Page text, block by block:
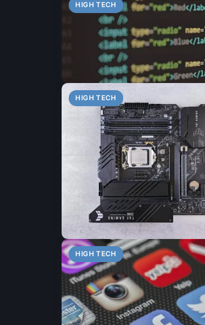
HIGH TECH
HIGH TECH
HIGH TECH